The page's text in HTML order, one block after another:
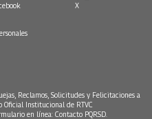
X
Reclamos, Solicitudes y Felicitaciones a
Institucional de RTVC
en línea: Contacto PQRSD.